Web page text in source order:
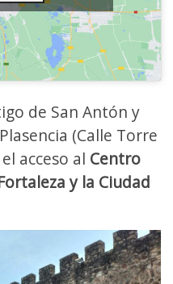
de San Antón y
(Calle Torre
acceso al Centro
y la Ciudad